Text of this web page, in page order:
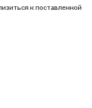
к поставленной